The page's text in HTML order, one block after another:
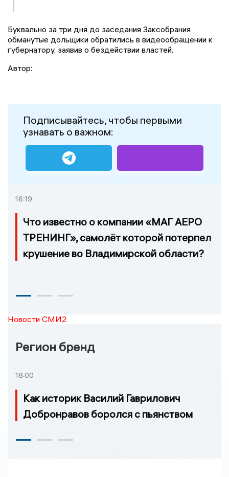
Буквально за три дня до заседания Заксобрания
обманутые дольщики обратились в видеообращении к
губернатору, заявив о бездействии властей.
Автор:
Подписывайтесь, чтобы первыми
узнавать о важном:
16:19
Что известно о компании «МАГ АЕРО
ТРЕНИНГ», самолёт которой потерпел
крушение во Владимирской области?
Новости СМИ2
Регион бренд
18:00
Как историк Василий Гаврилович
Добронравов боролся с пьянством